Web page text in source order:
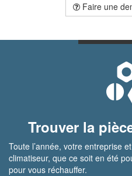
Faire une
Trouver la
Toute l’année, votre entreprise
climatiseur, que ce soit en été
pour vous réchauffer.